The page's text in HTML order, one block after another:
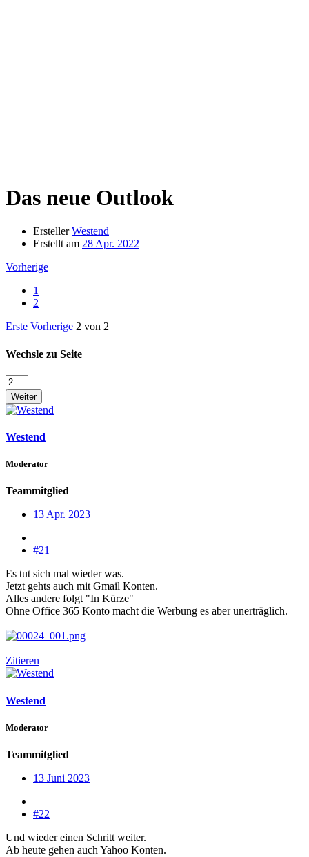
Das neue Outlook
Ersteller Westend
Erstellt am 28 Apr. 2022
Vorherige
1
2
Erste Vorherige 2 von 2
Wechsle zu Seite
Weiter
Westend
Moderator
Teammitglied
13 Apr. 2023
#21
Es tut sich mal wieder was.
Jetzt gehts auch mit Gmail Konten.
Alles andere folgt "In Kürze"
Ohne Office 365 Konto macht die Werbung es aber unerträglich.
Zitieren
Westend
Moderator
Teammitglied
13 Juni 2023
#22
Und wieder einen Schritt weiter.
Ab heute gehen auch Yahoo Konten.